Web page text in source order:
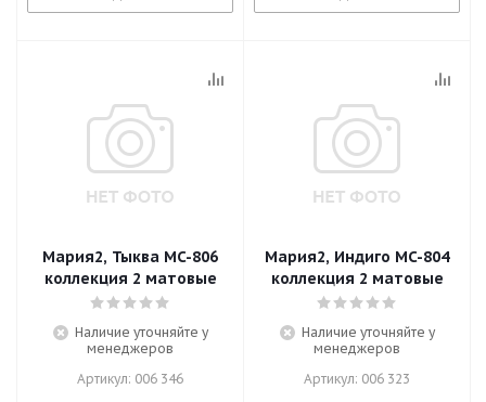
Мария2, Тыква MC-806
коллекция 2 матовые
Наличие уточняйте у
менеджеров
Артикул: 006 346
Мария2, Индиго MC-804
коллекция 2 матовые
Наличие уточняйте у
менеджеров
Артикул: 006 323